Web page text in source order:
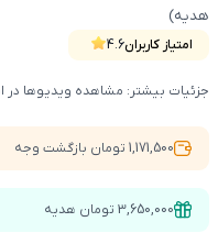
امتیاز کاربران4.6
هدیه)
جزئیات بیشتر: مشاهده ویدیوها در
1,171,500 تومان بازگشت وجه
3,650,000 تومان هدیه